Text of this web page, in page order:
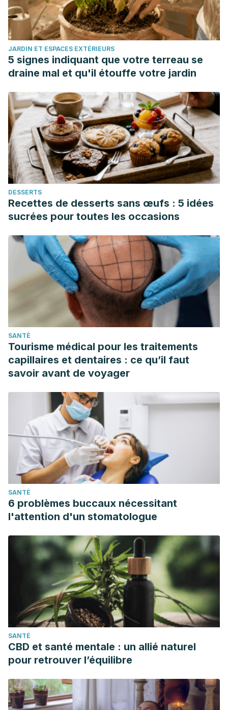
JARDIN ET ESPACES EXTÉRIEURS
5 signes indiquant que votre terreau se
draine mal et qu'il étouffe votre jardin
DESSERTS
Recettes de desserts sans œufs : 5 idées
sucrées pour toutes les occasions
SANTÉ
Tourisme médical pour les traitements
capillaires et dentaires : ce qu’il faut
savoir avant de voyager
SANTÉ
6 problèmes buccaux nécessitant
l'attention d'un stomatologue
SANTÉ
CBD et santé mentale : un allié naturel
pour retrouver l’équilibre